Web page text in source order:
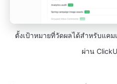
ตั้งเป้าหมายที่วัดผลได้สำหรับแค
ผ่าน